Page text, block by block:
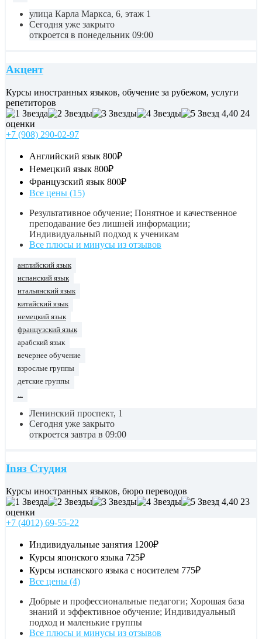
улица Карла Маркса, 6, этаж 1
Сегодня уже закрыто
откроется в понедельник 09:00
Акцент
Курсы иностранных языков, обучение за рубежом, услуги
репетиторов
4,40 24
оценки
+7 (908) 290-02-97
Английский язык 800₽
Немецкий язык 800₽
Французский язык 800₽
Все цены (15)
Результативное обучение; Понятное и качественное
преподавание без лишней информации;
Индивидуальный подход к ученикам
Все плюсы и минусы из отзывов
английский язык
испанский язык
итальянский язык
китайский язык
немецкий язык
французский язык
арабский язык
вечернее обучение
взрослые группы
детские группы
Ленинский проспект, 1
Сегодня уже закрыто
откроется завтра в 09:00
Inяз Студия
Курсы иностранных языков, бюро переводов
4,40 23
оценки
+7 (4012) 69-55-22
Индивидуальные занятия 1200₽
Курсы японского языка 725₽
Курсы испанского языка с носителем 775₽
Все цены (4)
Добрые и профессиональные педагоги; Хорошая база
знаний и эффективное обучение; Индивидуальный
подход и маленькие группы
Все плюсы и минусы из отзывов